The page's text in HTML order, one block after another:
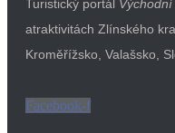
Turistický portál
atraktivitách Zlínského
Kroměřížsko, Valašsko,
Facebook-f